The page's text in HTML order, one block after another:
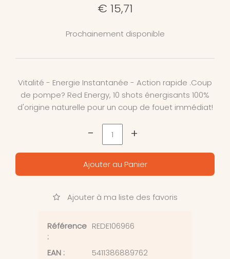
€ 15,71
Prochainement disponible
Vitalité - Energie Instantanée - Action rapide .Coup
de pompe? Red Energy, 10 shots énergisants 100%
d'origine naturelle pour un coup de fouet immédiat!
- +
Ajouter au Panier
Ajouter à ma liste des favoris
Référence
:
REDE106966
EAN :
5411386889762